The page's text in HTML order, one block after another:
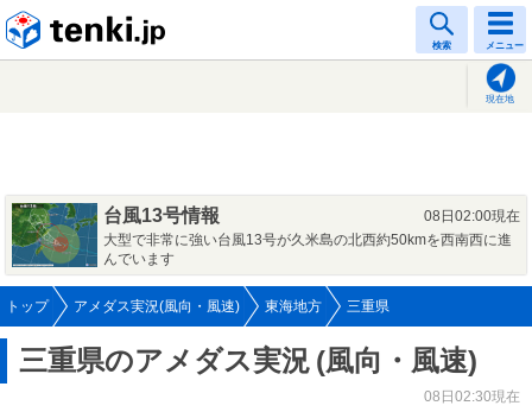
検索 メニュー
現在地
台風13号情報
08日02:00現在
大型で非常に強い台風13号が久米島の北西約50kmを西南西に進
んでいます
トップ アメダス実況(風向・風速) 東海地方 三重県
三重県のアメダス実況 (風向・風速)
08日02:30現在